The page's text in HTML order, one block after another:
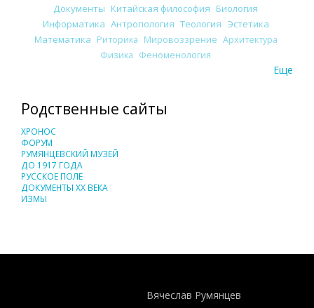
Документы Китайская философия Биология
Информатика Антропология Теология Эстетика
Математика Риторика Мировоззрение Архитектура
Физика Феноменология
Еще
Родственные сайты
ХРОНОС
ФОРУМ
РУМЯНЦЕВСКИЙ МУЗЕЙ
ДО 1917 ГОДА
РУССКОЕ ПОЛЕ
ДОКУМЕНТЫ XX ВЕКА
ИЗМЫ
Вячеслав Румянцев